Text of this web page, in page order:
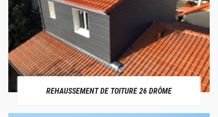
REHAUSSEMENT DE TOITURE 26 DRÔME